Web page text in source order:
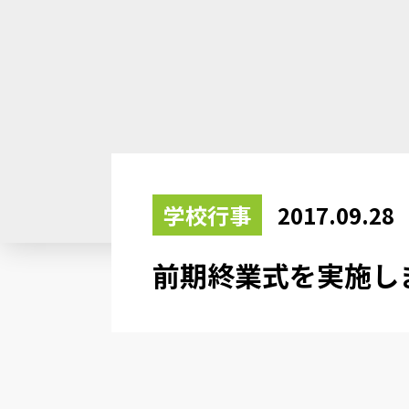
学校行事 2017.09.28
前期終業式を実施